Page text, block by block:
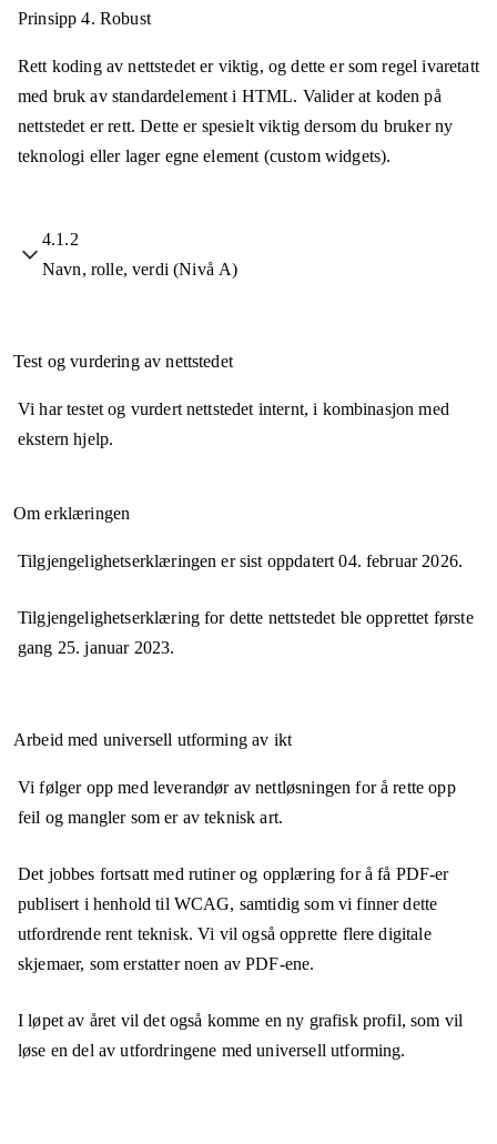
Prinsipp 4. Robust
Rett koding av nettstedet er viktig, og dette er som regel ivaretatt
med bruk av standardelement i HTML. Valider at koden på
nettstedet er rett. Dette er spesielt viktig dersom du bruker ny
teknologi eller lager egne element (custom widgets).
4.1.2
Navn, rolle, verdi (Nivå A)
Test og vurdering av nettstedet
Vi har testet og vurdert nettstedet internt, i kombinasjon med
ekstern hjelp.
Om erklæringen
Tilgjengelighetserklæringen er sist oppdatert04. februar 2026.
Tilgjengelighetserklæring for dette nettstedet ble opprettet første
gang 25. januar 2023.
Arbeid med universell utforming av ikt
Vi følger opp med leverandør av nettløsningen for å rette opp
feil og mangler som er av teknisk art.
Det jobbes fortsatt med rutiner og opplæring for å få PDF-er
publisert i henhold til WCAG, samtidig som vi finner dette
utfordrende rent teknisk. Vi vil også opprette flere digitale
skjemaer, som erstatter noen av PDF-ene.
I løpet av året vil det også komme en ny grafisk profil, som vil
løse en del av utfordringene med universell utforming.